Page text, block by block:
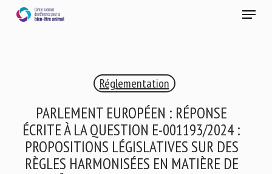
Menu
Réglementation
PARLEMENT EUROPÉEN : RÉPONSE
ÉCRITE À LA QUESTION E-001193/2024 :
PROPOSITIONS LÉGISLATIVES SUR DES
RÈGLES HARMONISÉES EN MATIÈRE DE
RECEVEZ CHAQUE MOIS GRATUITEMENT
LES DERNIÈRES ACTUALITÉS SUR LE BIEN-ÊTRE
ANIMAL